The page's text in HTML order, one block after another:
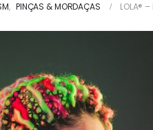
, PINÇAS & MORDAÇAS LOLA® –